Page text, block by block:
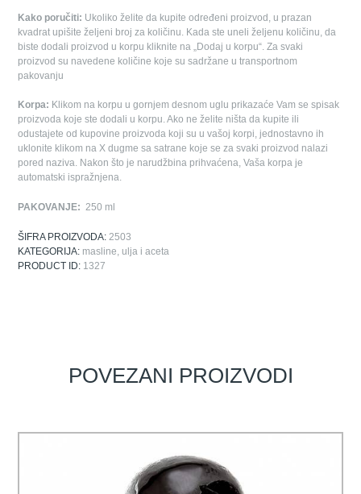
Kako poručiti: Ukoliko želite da kupite određeni proizvod, u prazan
kvadrat upišite željeni broj za količinu. Kada ste uneli željenu količinu, da
biste dodali proizvod u korpu kliknite na „Dodaj u korpu“. Za svaki
proizvod su navedene količine koje su sadržane u transportnom
pakovanju
Korpa: Klikom na korpu u gornjem desnom uglu prikazaće Vam se spisak
proizvoda koje ste dodali u korpu. Ako ne želite ništa da kupite ili
odustajete od kupovine proizvoda koji su u vašoj korpi, jednostavno ih
uklonite klikom na X dugme sa satrane koje se za svaki proizvod nalazi
pored naziva. Nakon što je narudžbina prihvaćena, Vaša korpa je
automatski ispražnjena.
PAKOVANJE: 250 ml
ŠIFRA PROIZVODA: 2503
KATEGORIJA: masline, ulja i aceta
PRODUCT ID: 1327
POVEZANI PROIZVODI